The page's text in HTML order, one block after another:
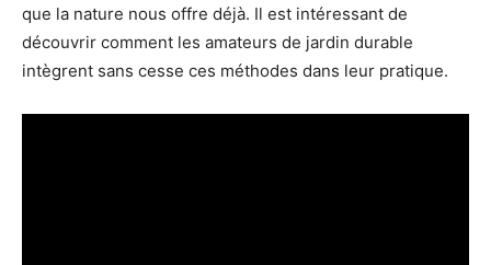
que la nature nous offre déjà. Il est intéressant de
découvrir comment les amateurs de jardin durable
intègrent sans cesse ces méthodes dans leur pratique.